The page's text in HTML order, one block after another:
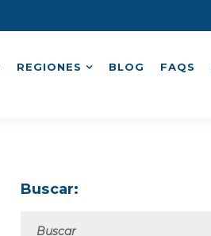
REGIONES BLOG FAQS
Buscar: